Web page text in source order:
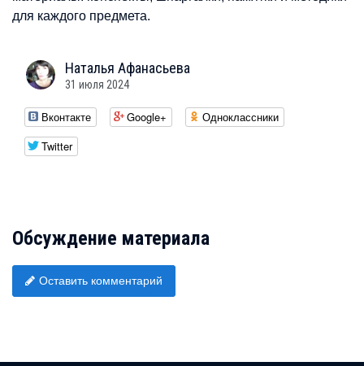
для каждого предмета.
Наталья Афанасьева
31 июля 2024
Вконтакте Google+
Одноклассники
Twitter
Обсуждение материала
Оставить комментарий